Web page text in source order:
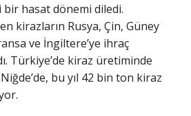
hasat dönemi diledi.
kirazların Rusya, Çin, Güney
ve İngiltere’ye ihraç
Türkiye’de kiraz üretiminde
bu yıl 42 bin ton kiraz